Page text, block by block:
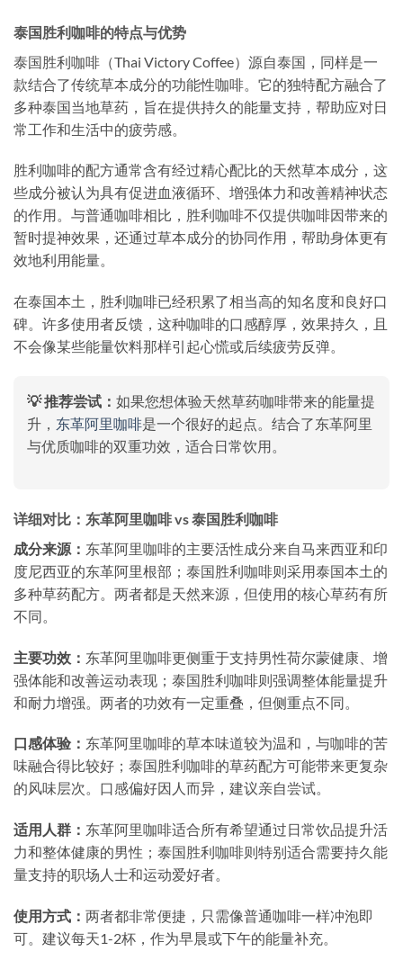
泰国胜利咖啡的特点与优势
泰国胜利咖啡（Thai Victory Coffee）源自泰国，同样是一
款结合了传统草本成分的功能性咖啡。它的独特配方融合了
多种泰国当地草药，旨在提供持久的能量支持，帮助应对日
常工作和生活中的疲劳感。
胜利咖啡的配方通常含有经过精心配比的天然草本成分，这
些成分被认为具有促进血液循环、增强体力和改善精神状态
的作用。与普通咖啡相比，胜利咖啡不仅提供咖啡因带来的
暂时提神效果，还通过草本成分的协同作用，帮助身体更有
效地利用能量。
在泰国本土，胜利咖啡已经积累了相当高的知名度和良好口
碑。许多使用者反馈，这种咖啡的口感醇厚，效果持久，且
不会像某些能量饮料那样引起心慌或后续疲劳反弹。
💡 推荐尝试： 如果您想体验天然草药咖啡带来的能量提
升， 东革阿里咖啡是一个很好的起点。结合了东革阿里
与优质咖啡的双重功效，适合日常饮用。
详细对比：东革阿里咖啡 vs 泰国胜利咖啡
成分来源： 东革阿里咖啡的主要活性成分来自马来西亚和印
度尼西亚的东革阿里根部；泰国胜利咖啡则采用泰国本土的
多种草药配方。两者都是天然来源，但使用的核心草药有所
不同。
主要功效： 东革阿里咖啡更侧重于支持男性荷尔蒙健康、增
强体能和改善运动表现；泰国胜利咖啡则强调整体能量提升
和耐力增强。两者的功效有一定重叠，但侧重点不同。
口感体验： 东革阿里咖啡的草本味道较为温和，与咖啡的苦
味融合得比较好；泰国胜利咖啡的草药配方可能带来更复杂
的风味层次。口感偏好因人而异，建议亲自尝试。
适用人群： 东革阿里咖啡适合所有希望通过日常饮品提升活
力和整体健康的男性；泰国胜利咖啡则特别适合需要持久能
量支持的职场人士和运动爱好者。
使用方式： 两者都非常便捷，只需像普通咖啡一样冲泡即
可。建议每天1-2杯，作为早晨或下午的能量补充。